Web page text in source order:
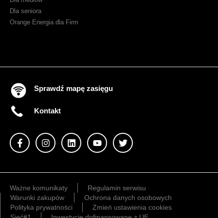
Dla seniora
Orange Energia dla Firm
Sprawdź mapę zasięgu
Kontakt
Ważne komunikaty
Regulamin serwisu
Warunki zakupów
Ochrona danych osobowych
Polityka prywatności
Zmień ustawienia cookies